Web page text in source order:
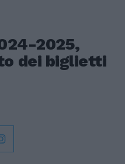
2025,
dei biglietti